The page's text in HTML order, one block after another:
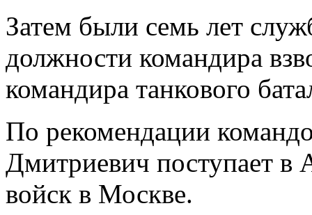
Затем были семь лет
должности командира
командира танкового
По рекомендации
Дмитриевич поступает в
войск в Москве.